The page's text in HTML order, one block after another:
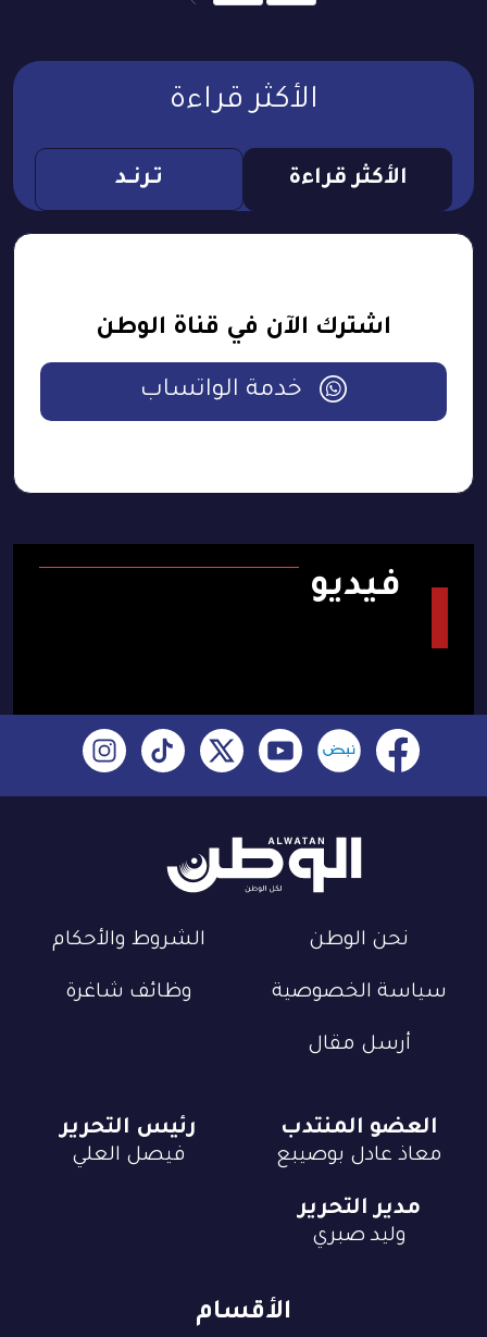
الأكثر قراءة
الأكثر قراءة تـرنــد
اشترك الآن في قناة الوطن
خدمة الواتساب
فيديو
نحن الوطن الشروط والأحكام
سياسة الخصوصية وظائف شاغرة
أرسل مقال
الأقسام
العضو المنتدب
معاذ عادل بوصيبع
رئيس التحرير
فيصل العلي
مدير التحرير
وليد صبري